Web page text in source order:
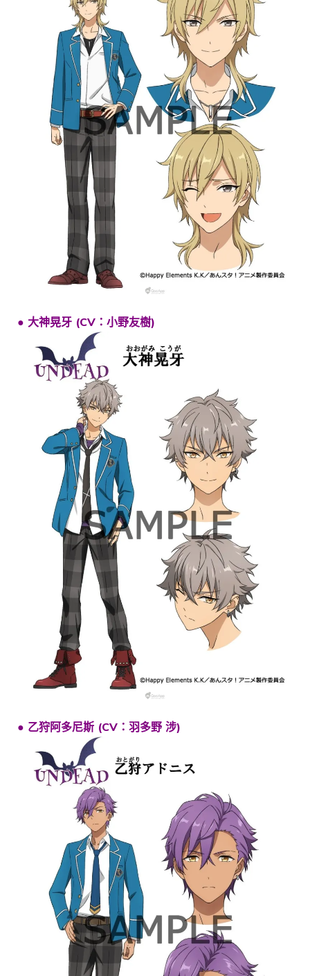
● 大神晃牙 (CV：小野友樹)
● 乙狩阿多尼斯 (CV：羽多野 涉)